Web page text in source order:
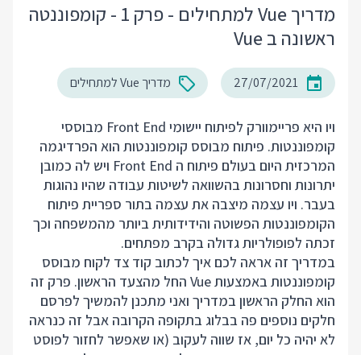
מדריך Vue למתחילים - פרק 1 - קומפוננטה
ראשונה ב Vue
27/07/2021 מדריך Vue למתחילים
ויו היא פריימוורק לפיתוח יישומי Front End מבוססי
קומפוננטות. פיתוח מבוסס קומפוננטות הוא הפרדיגמה
המרכזית היום בעולם פיתוח ה Front End ויש לה כמובן
יתרונות וחסרונות בהשוואה לשיטות עבודה שהיו נהוגות
בעבר. ויו עצמה מיצבה את עצמה בתור ספריית פיתוח
הקומפוננטות הפשוטה והידידותית ביותר מהמשפחה וכך
זכתה לפופולריות גדולה בקרב מפתחים.
במדריך זה אראה לכם איך לכתוב קוד צד לקוח מבוסס
קומפוננטות באמצעות Vue החל מהצעד הראשון. פרק זה
הוא החלק הראשון במדריך ואני מתכנן להמשיך לפרסם
חלקים נוספים פה בבלוג בתקופה הקרובה אבל זה כנראה
לא יהיה כל יום, אז שווה לעקוב (או שאפשר לחזור לפוסט